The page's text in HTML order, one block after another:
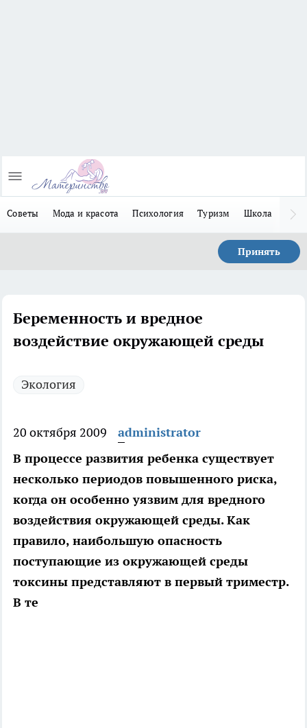
Советы Мода и красота Психология Туризм Школа
Принять
Беременность и вредное
воздействие окружающей среды
Экология
20 октября 2009
administrator
В процессе развития ребенка существует
несколько периодов повышенного риска,
когда он особенно уязвим для вредного
воздействия окружающей среды. Как
правило, наибольшую опасность
поступающие из окружающей среды
токсины представляют в первый триместр.
В те